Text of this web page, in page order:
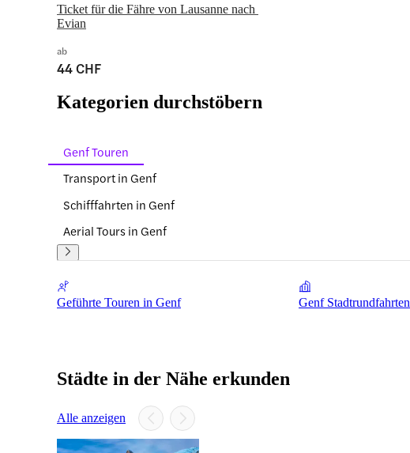
Ticket für die Fähre von Lausanne nach
Evian
ab
44 CHF
Kategorien durchstöbern
Genf Touren
Transport in Genf
Schifffahrten in Genf
Aerial Tours in Genf
Geführte Touren in Genf Genf Stadtrundfahrten
Städte in der Nähe erkunden
Alle anzeigen